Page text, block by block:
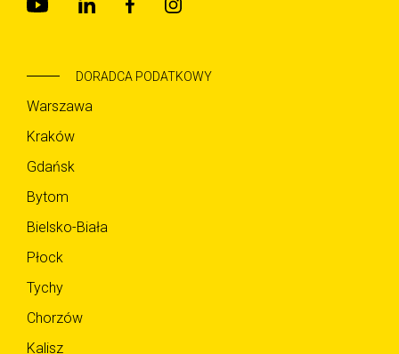
DORADCA PODATKOWY
Warszawa
Kraków
Gdańsk
Bytom
Bielsko-Biała
Płock
Tychy
Chorzów
Kalisz